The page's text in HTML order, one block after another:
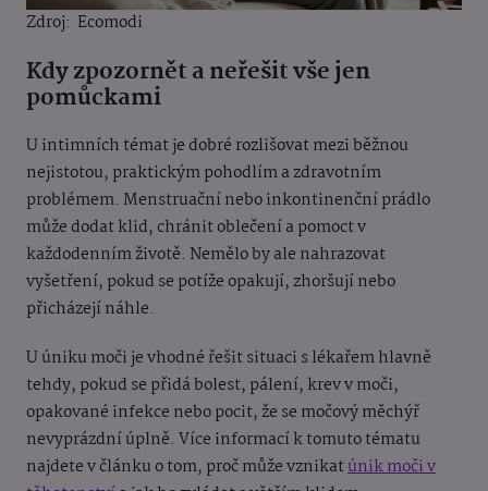
Zdroj: Ecomodi
Kdy zpozornět a neřešit vše jen
pomůckami
U intimních témat je dobré rozlišovat mezi běžnou
nejistotou, praktickým pohodlím a zdravotním
problémem. Menstruační nebo inkontinenční prádlo
může dodat klid, chránit oblečení a pomoct v
každodenním životě. Nemělo by ale nahrazovat
vyšetření, pokud se potíže opakují, zhoršují nebo
přicházejí náhle.
U úniku moči je vhodné řešit situaci s lékařem hlavně
tehdy, pokud se přidá bolest, pálení, krev v moči,
opakované infekce nebo pocit, že se močový měchýř
nevyprázdní úplně. Více informací k tomuto tématu
najdete v článku o tom, proč může vznikatúnik moči v